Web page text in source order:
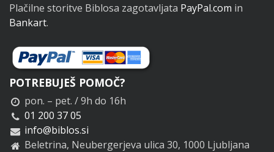
Plačilne storitve Biblosa zagotavljata PayPal.com in
Bankart.
POTREBUJEŠ POMOČ?
pon. – pet. / 9h do 16h
01 200 37 05
info@biblos.si
Beletrina, Neubergerjeva ulica 30, 1000 Ljubljana